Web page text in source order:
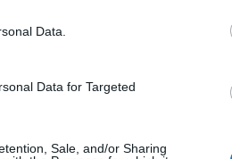
Data.
Data for Targeted
Sale, and/or Sharing
tartozik, melynek olvasása